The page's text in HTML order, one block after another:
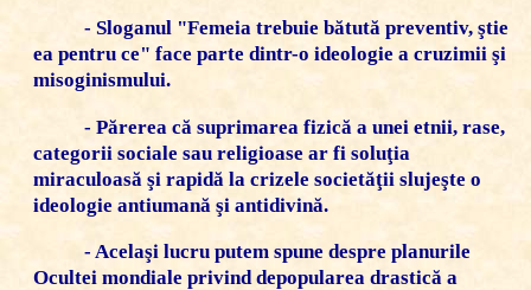
- Sloganul "Femeia trebuie bătută preventiv, ştie
ea pentru ce" face parte dintr-o ideologie a cruzimii şi
misoginismului.
- Părerea că suprimarea fizică a unei etnii, rase,
categorii sociale sau religioase ar fi soluţia
miraculoasă şi rapidă la crizele societăţii slujeşte o
ideologie antiumană şi antidivină.
- Acelaşi lucru putem spune despre planurile
Ocultei mondiale privind depopularea drastică a